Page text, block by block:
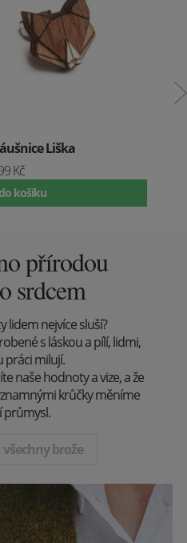
Liška
Kč
košíku
přírodou
srdcem
lidem nejvíce sluší?
s láskou a pílí, lidmi,
práci milují.
naše hodnoty a vize, a že
krůčky měníme
průmysl.
brože